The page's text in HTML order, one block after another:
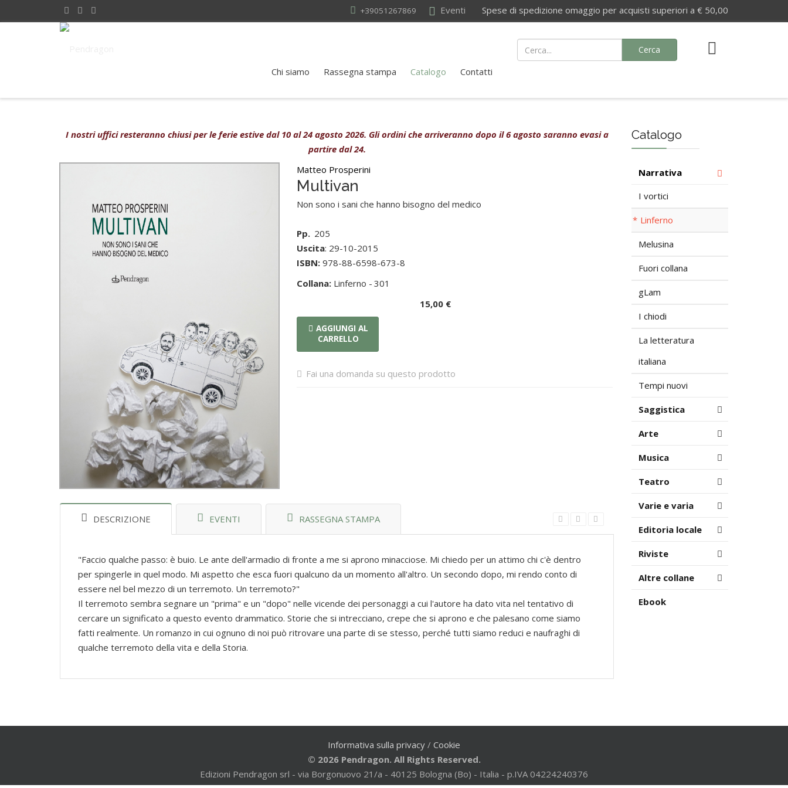
Eventi Spese di spedizione omaggio per acquisti superiori a € 50,00
+39051267869
Chi siamo Rassegna stampa Catalogo Contatti
Cerca
I nostri uffici resteranno chiusi per le ferie estive dal 10 al 24 agosto 2026. Gli ordini che arriveranno dopo il 6 agosto saranno evasi a
partire dal 24.
Matteo Prosperini
Multivan
Non sono i sani che hanno bisogno del medico
Pp. 205
Uscita: 29-10-2015
ISBN: 978-88-6598-673-8
Collana: Linferno - 301
15,00 €
AGGIUNGI AL
CARRELLO
Fai una domanda su questo prodotto
DESCRIZIONE EVENTI RASSEGNA STAMPA
"Faccio qualche passo: è buio. Le ante dell'armadio di fronte a me si aprono minacciose. Mi chiedo per un attimo chi c'è dentro
per spingerle in quel modo. Mi aspetto che esca fuori qualcuno da un momento all'altro. Un secondo dopo, mi rendo conto di
essere nel bel mezzo di un terremoto. Un terremoto?"
Il terremoto sembra segnare un "prima" e un "dopo" nelle vicende dei personaggi a cui l'autore ha dato vita nel tentativo di
cercare un significato a questo evento drammatico. Storie che si intrecciano, crepe che si aprono e che palesano come siamo
fatti realmente. Un romanzo in cui ognuno di noi può ritrovare una parte di se stesso, perché tutti siamo reduci e naufraghi di
qualche terremoto della vita e della Storia.
Catalogo
Narrativa
I vortici
Linferno
Melusina
Fuori collana
gLam
I chiodi
La letteratura
italiana
Tempi nuovi
Saggistica
Arte
Musica
Teatro
Varie e varia
Editoria locale
Riviste
Altre collane
Ebook
Informativa sulla privacy / Cookie
© 2026 Pendragon. All Rights Reserved.
Edizioni Pendragon srl - via Borgonuovo 21/a - 40125 Bologna (Bo) - Italia - p.IVA 04224240376